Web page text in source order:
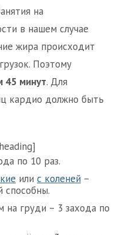
на
в нашем случае
жира происходит
Поэтому
45 минут. Для
кардио должно быть
по 10 раз.
или с коленей –
способны.
груди – 3 захода по